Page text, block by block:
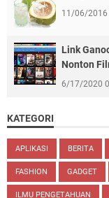
11/06/2016
Link
Nonton
6/17/2020
KATEGORI
APLIKASI BERITA
FASHION GADGET
ILMU PENGETAHUAN